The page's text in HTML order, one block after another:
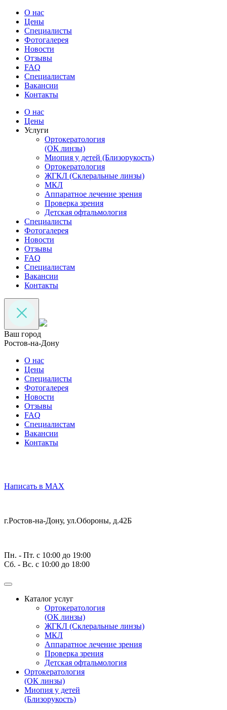
О нас
Цены
Специалисты
Фотогалерея
Новости
Отзывы
FAQ
Специалистам
Вакансии
Контакты
О нас
Цены
Услуги
Ортокератология
(ОК линзы)
Миопия у детей (Близорукость)
Ортокератология
ЖГКЛ (Склеральные линзы)
МКЛ
Аппаратное лечение зрения
Проверка зрения
Детская офтальмология
Специалисты
Фотогалерея
Новости
Отзывы
FAQ
Специалистам
Вакансии
Контакты
Ваш город
Ростов-на-Дону
О нас
Цены
Специалисты
Фотогалерея
Новости
Отзывы
FAQ
Специалистам
Вакансии
Контакты
Написать в MAX
г.Ростов-на-Дону, ул.Обороны, д.42Б
Пн. - Пт. с 10:00 до 19:00
Cб. - Вс. с 10:00 до 18:00
Каталог услуг
Ортокератология
(ОК линзы)
ЖГКЛ (Склеральные линзы)
МКЛ
Аппаратное лечение зрения
Проверка зрения
Детская офтальмология
Ортокератология
(ОК линзы)
Миопия у детей
(Близорукость)